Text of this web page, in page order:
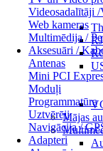
Videosadalītāji
Web kameras
Multimēdija /
Aksesuāri /
Antenas
Mini PCI
Moduļi
Programmatūra
Uztvērēji
Navigācija /
Adapteri
Mājas